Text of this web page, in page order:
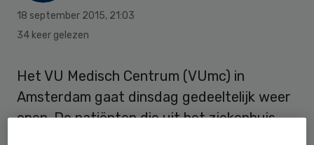
18 september 2015, 21:03
34 keer gelezen
Het VU Medisch Centrum (VUmc) in
Amsterdam gaat dinsdag gedeeltelijk weer
open. De patiënten die uit het ziekenhuis